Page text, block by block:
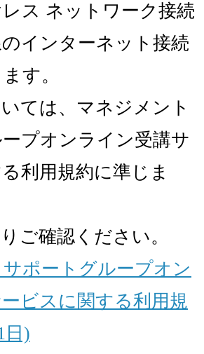
ス ネットワーク接続
インターネット接続
す。
ては、マネジメント
プオンライン受講サ
利用規約に準じま
ご確認ください。
ポートグループオン
ビスに関する利用規
日)